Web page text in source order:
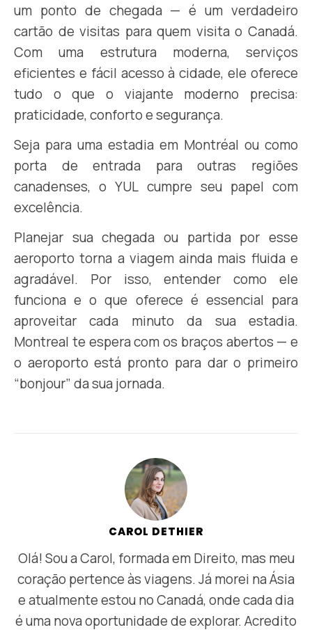
um ponto de chegada — é um verdadeiro
cartão de visitas para quem visita o Canadá.
Com uma estrutura moderna, serviços
eficientes e fácil acesso à cidade, ele oferece
tudo o que o viajante moderno precisa:
praticidade, conforto e segurança.
Seja para uma estadia em Montréal ou como
porta de entrada para outras regiões
canadenses, o YUL cumpre seu papel com
excelência.
Planejar sua chegada ou partida por esse
aeroporto torna a viagem ainda mais fluida e
agradável. Por isso, entender como ele
funciona e o que oferece é essencial para
aproveitar cada minuto da sua estadia.
Montreal te espera com os braços abertos — e
o aeroporto está pronto para dar o primeiro
“bonjour” da sua jornada.
CAROL DETHIER
Olá! Sou a Carol, formada em Direito, mas meu
coração pertence às viagens. Já morei na Ásia
e atualmente estou no Canadá, onde cada dia
é uma nova oportunidade de explorar. Acredito